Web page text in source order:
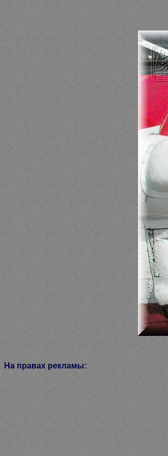
На правах рекламы: